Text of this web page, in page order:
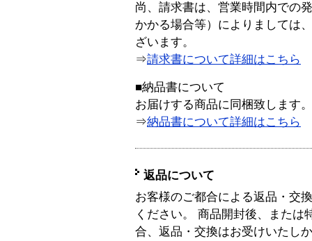
尚、請求書は、営業時間内での
かかる場合等）によりましては
ざいます。
⇒請求書について詳細はこちら
■納品書について
お届けする商品に同梱致します。
⇒納品書について詳細はこちら
返品について
お客様のご都合による返品・交
ください。 商品開封後、または
合、返品・交換はお受けいたし